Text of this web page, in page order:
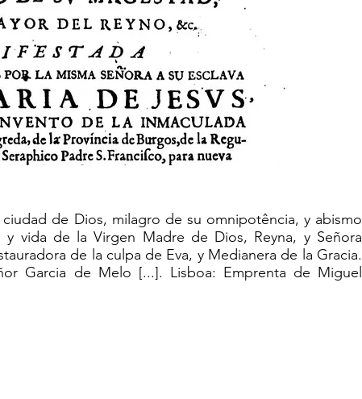
ciudad de Dios, milagro de su omnipotência, y abismo
y vida de la Virgen Madre de Dios, Reyna, y Señora
de la culpa de Eva, y Medianera de la Gracia.
Garcia de Melo [...]. Lisboa: Emprenta de Miguel